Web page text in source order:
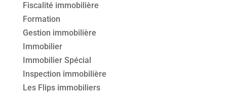
Fiscalité immobilière
Formation
Gestion immobilière
Immobilier
Immobilier Spécial
Inspection immobilière
Les Flips immobiliers